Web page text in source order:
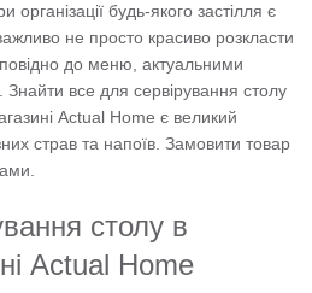
будь-якого застілля є
не просто красиво розкласти
до меню, актуальними
все для сервірування столу
Actual Home є великий
страв та напоїв. Замовити товар
столу в
Actual Home